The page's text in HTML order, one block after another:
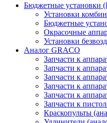
Бюджетные установки
Установки
Бюджетные
Окрасочные
Установки
Аналог GRACO
Запчасти к
Запчасти к
Запчасти к
Запчасти к
Запчасти к
Запчасти к
Краскопульты